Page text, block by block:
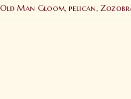
Old Man Gloom,pelican,